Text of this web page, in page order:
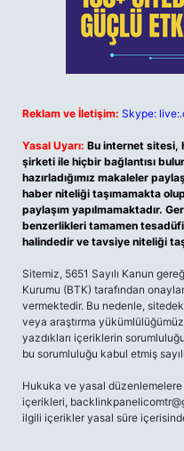
Reklam ve İletişim: Skype:
Yasal Uyarı: Bu internet sitesi,
şirketi ile hiçbir bağlantısı
hazırladığımız makaleler
haber niteliği taşımamakta
paylaşım yapılmamaktadır.
benzerlikleri tamamen
halindedir ve tavsiye niteliği
Sitemiz, 5651 Sayılı Kanun
Kurumu (BTK) tarafından
vermektedir. Bu nedenle,
veya araştırma
yazdıkları içeriklerin
bu sorumluluğu kabul etmiş
Hukuka ve yasal düzenlemelere
içerikleri,
ilgili içerikler yasal süre